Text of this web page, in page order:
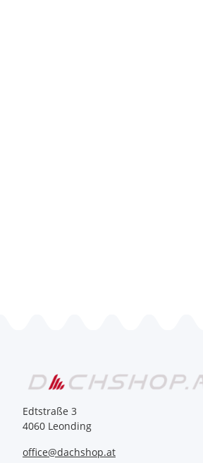
Edtstraße 3
4060 Leonding
office@dachshop.at